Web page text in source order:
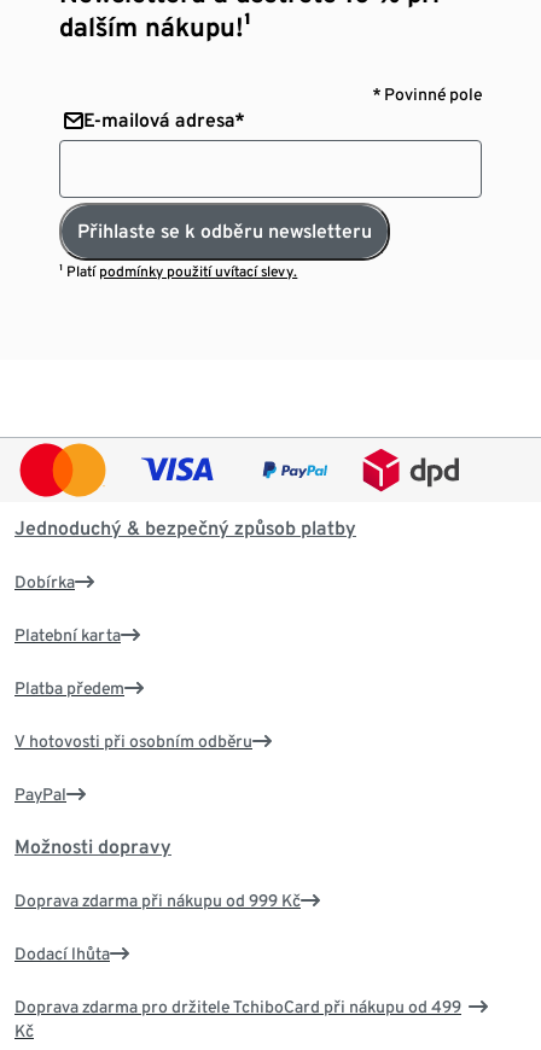
dalším nákupu!¹
* Povinné pole
E-mailová adresa*
Přihlaste se k odběru newsletteru
¹ Platí podmínky použití uvítací slevy.
Jednoduchý & bezpečný způsob platby
Dobírka
Platební karta
Platba předem
V hotovosti při osobním odběru
PayPal
Možnosti dopravy
Doprava zdarma při nákupu od 999 Kč
Dodací lhůta
Doprava zdarma pro držitele TchiboCard při nákupu od 499
Kč